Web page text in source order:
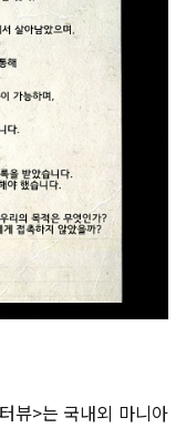
뷰>는 국내외 마니아